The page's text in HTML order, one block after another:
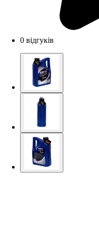
0 відгуків